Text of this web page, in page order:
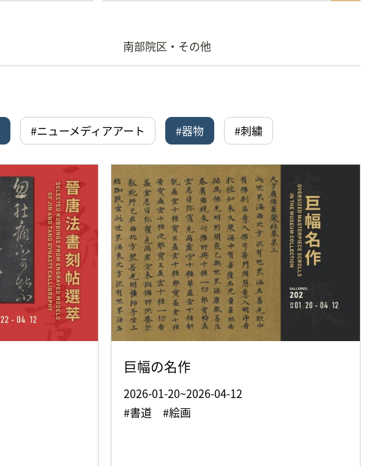
南部院区・その他
#ニューメディアアート #器物 #刺繍
巨幅の名作
2026-01-20~2026-04-12
#書道 #絵画